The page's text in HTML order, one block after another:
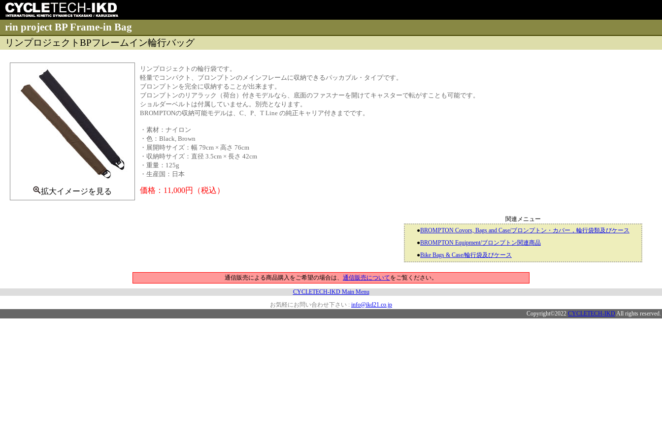
rin project BP Frame-in Bag
リンプロジェクトBPフレームイン輪行バッグ
拡大イメージを見る
リンプロジェクトの輪行袋です。
軽量でコンパクト、ブロンプトンのメインフレームに収納できるパッカブル・タイプです。
ブロンプトンを完全に収納することが出来ます。
ブロンプトンのリアラック（荷台）付きモデルなら、底面のファスナーを開けてキャスターで転がすことも可能です。
ショルダーベルトは付属していません。別売となります。
BROMPTONの収納可能モデルは、C、P、T Line の純正キャリア付きまでです。
・素材：ナイロン
・色：Black, Brown
・展開時サイズ：幅 79cm × 高さ 76cm
・収納時サイズ：直径 3.5cm × 長さ 42cm
・重量：125g
・生産国：日本
価格：11,000円（税込）
関連メニュー
●BROMPTON Covors, Bags and Case/ブロンプトン・カバー，輪行袋類及びケース
●BROMPTON Equipment/ブロンプトン関連商品
●Bike Bags & Case/輪行袋及びケース
通信販売による商品購入をご希望の場合は、 通信販売についてをご覧ください。
CYCLETECH-IKD Main Menu
お気軽にお問い合わせ下さい : info@ikd21.co.jp
Copyright©2022 CYCLETECH-IKD All rights reserved.